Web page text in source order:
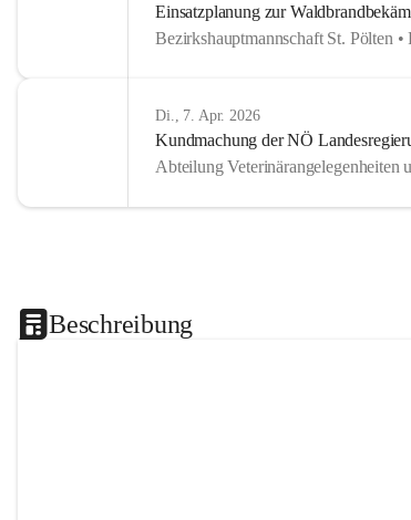
Einsatzplanung zur
Bezirkshauptmannschaft St. Pölten •
Di., 7. Apr. 2026
Kundmachung der NÖ
Abteilung Veterinärangelegenheiten
Beschreibung